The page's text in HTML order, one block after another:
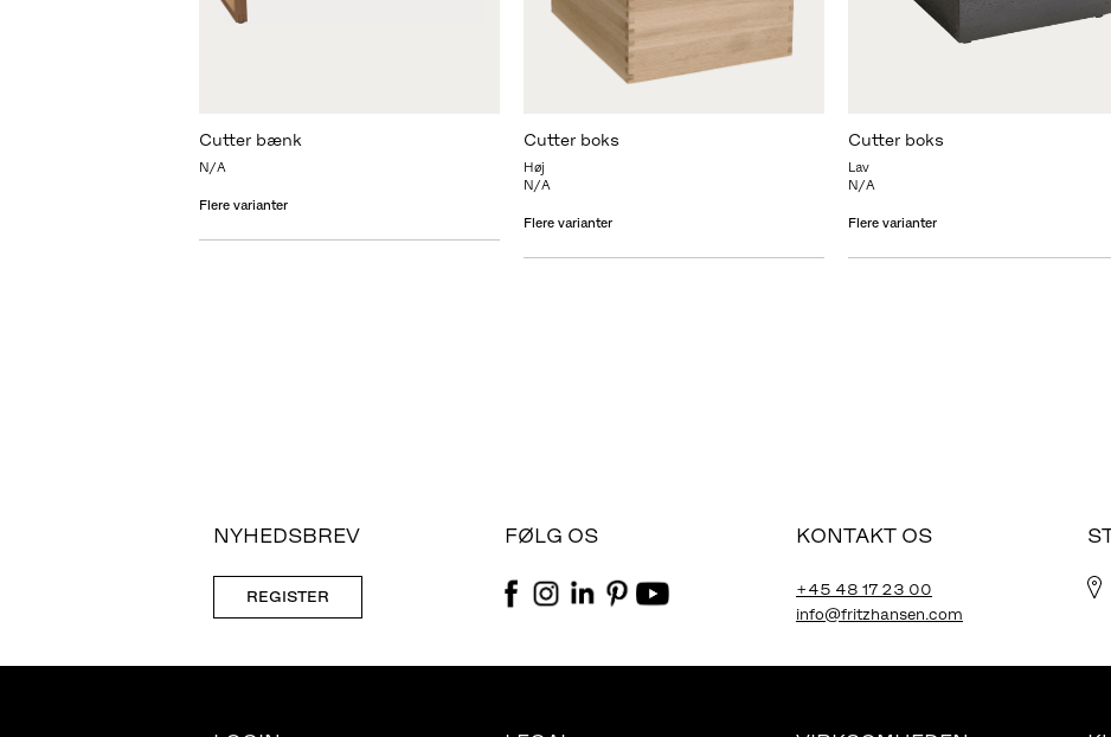
Cutter bænk
N/A
Flere varianter
Cutter boks
Høj
N/A
Flere varianter
Cutter boks
Lav
N/A
Flere varianter
NYHEDSBREV
REGISTER
FØLG OS KONTAKT OS
+45 48 17 23 00
info@fritzhansen.com